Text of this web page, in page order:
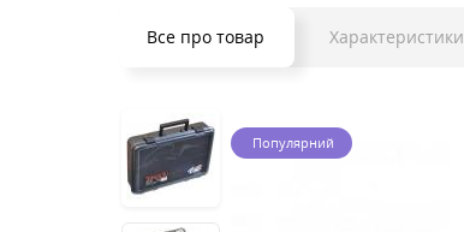
Все про товар Характеристики
Популярний